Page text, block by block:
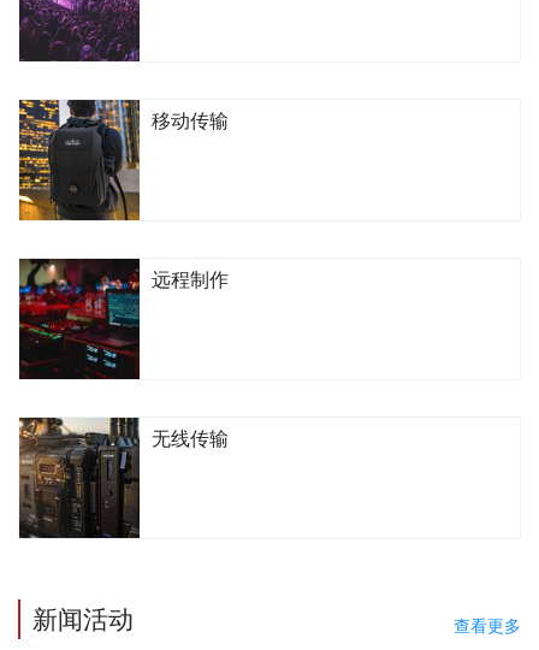
移动传输
远程制作
无线传输
新闻活动 查看更多